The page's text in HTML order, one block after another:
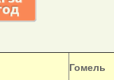
Гомель